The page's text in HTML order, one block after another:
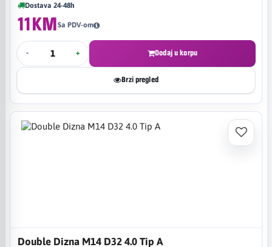
Dostava 24-48h
11KMSa PDV-om
- + Dodaj u korpu
Brzi pregled
Double Dizna M14 D32 4.0 Tip A